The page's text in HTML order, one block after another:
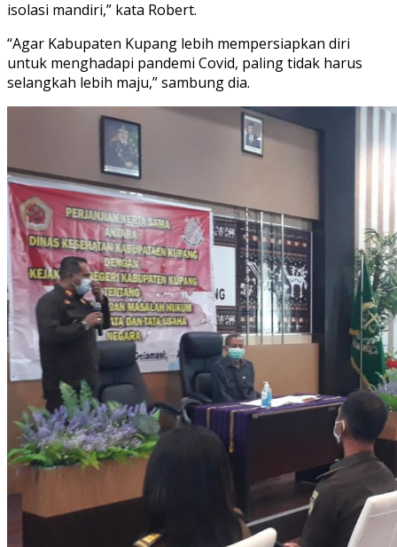
isolasi mandiri,” kata Robert.
“Agar Kabupaten Kupang lebih mempersiapkan diri
untuk menghadapi pandemi Covid, paling tidak harus
selangkah lebih maju,” sambung dia.